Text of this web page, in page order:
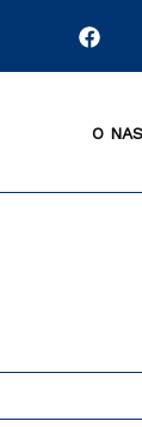
O NAS